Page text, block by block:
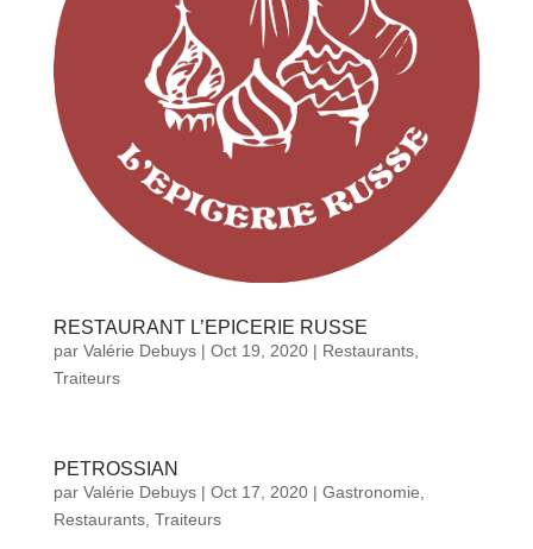
RESTAURANT L’EPICERIE RUSSE
par Valérie Debuys| Oct 19, 2020| Restaurants,
Traiteurs
PETROSSIAN
par Valérie Debuys| Oct 17, 2020| Gastronomie
Restaurants, Traiteurs